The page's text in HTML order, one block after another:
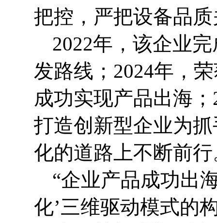
把控，严把设备品
2022年，该企业
发路线；2024年，
成功实现产品出海
打造创新型企业为
化的道路上不断前
“企业产品成功出
化’三维驱动模式的